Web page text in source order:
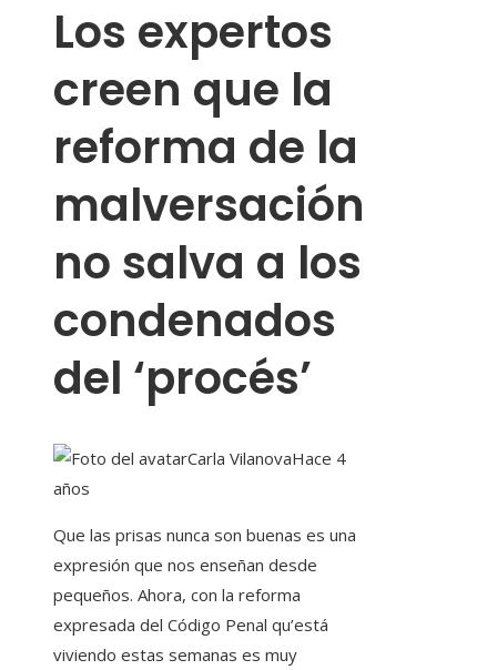
Los expertos
creen que la
reforma de la
malversación
no salva a los
condenados
del ‘procés’
Carla VilanovaHace 4
años
Que las prisas nunca son buenas es una
expresión que nos enseñan desde
pequeños. Ahora, con la reforma
expresada del Código Penal qu’está
viviendo estas semanas es muy